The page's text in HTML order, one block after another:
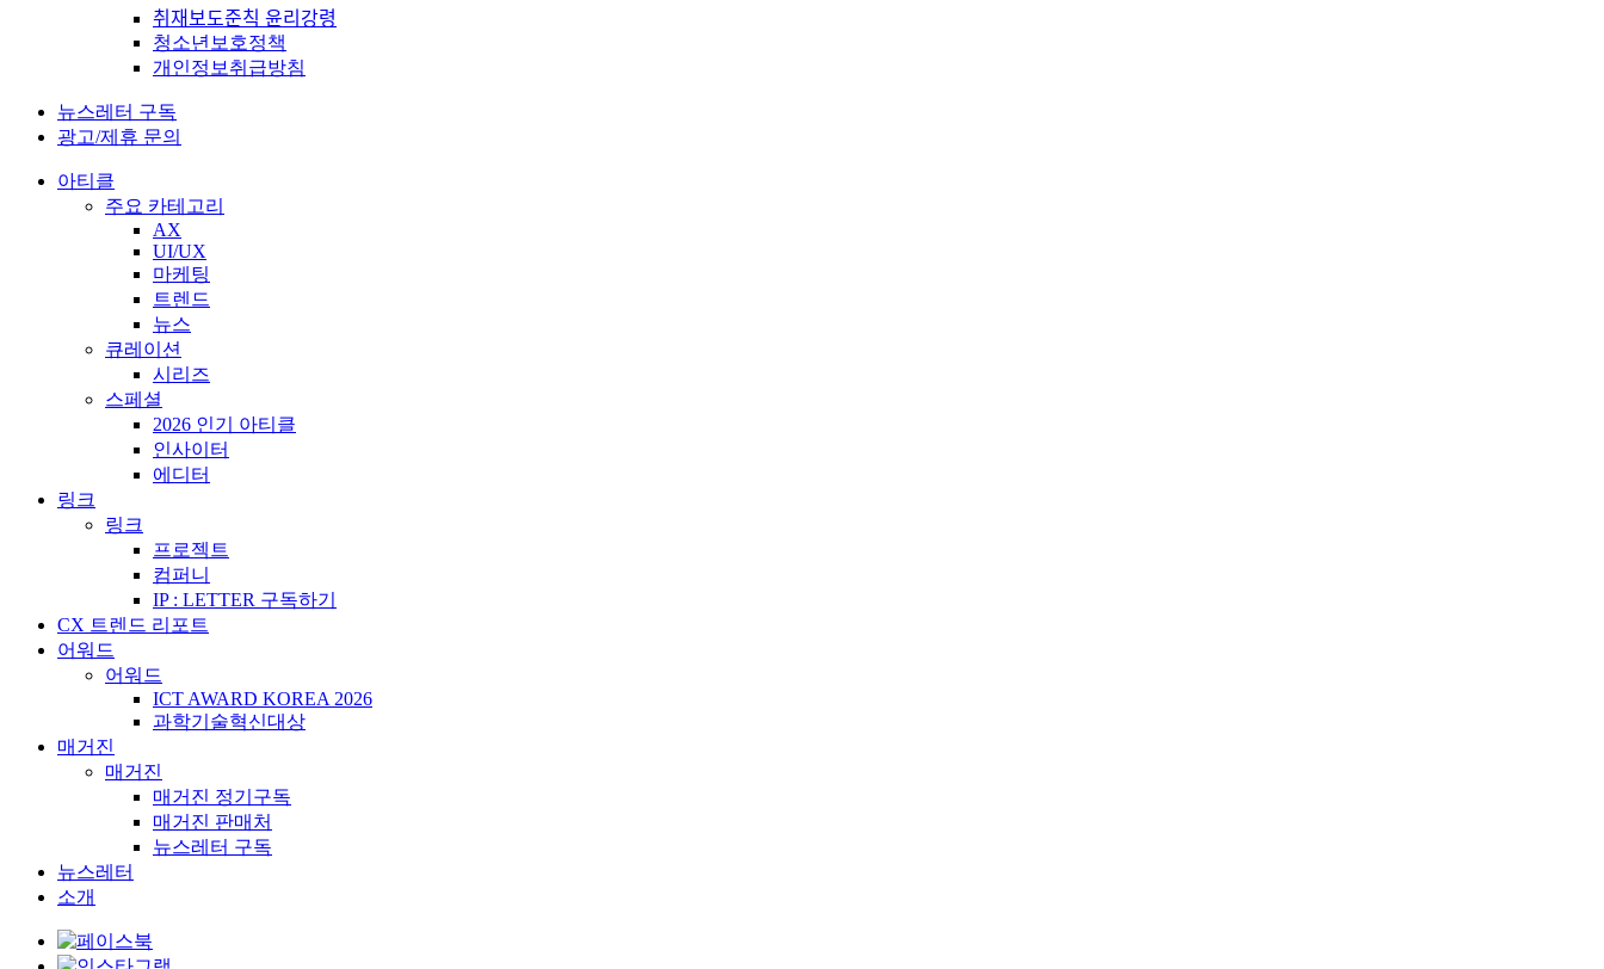
취재보도준칙 윤리강령
청소년보호정책
개인정보취급방침
뉴스레터 구독
광고/제휴 문의
아티클
주요 카테고리
AX
UI/UX
마케팅
트렌드
뉴스
큐레이션
시리즈
스페셜
2026 인기 아티클
인사이터
에디터
링크
링크
프로젝트
컴퍼니
IP : LETTER 구독하기
CX 트렌드 리포트
어워드
어워드
ICT AWARD KOREA 2026
과학기술혁신대상
매거진
매거진
매거진 정기구독
매거진 판매처
뉴스레터 구독
뉴스레터
소개